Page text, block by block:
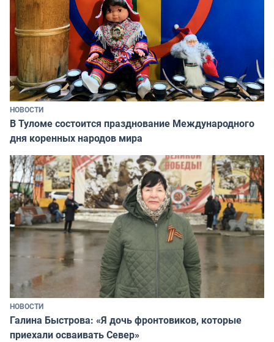
НОВОСТИ
В Туломе состоится празднование Международного
дня коренных народов мира
НОВОСТИ
Галина Быстрова: «Я дочь фронтовиков, которые
приехали осваивать Север»